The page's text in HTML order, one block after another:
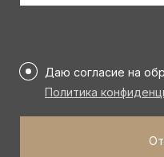
*
Даю согласие на
Политика